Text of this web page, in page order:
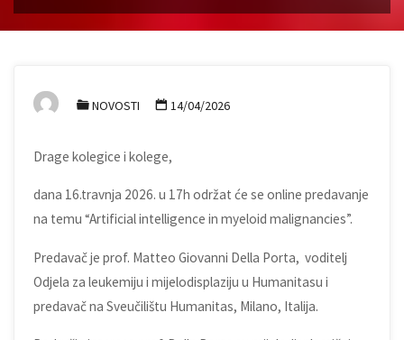
NOVOSTI 14/04/2026
Drage kolegice i kolege,
dana 16.travnja 2026. u 17h održat će se online predavanje
na temu “Artificial intelligence in myeloid malignancies”.
Predavač je prof. Matteo Giovanni Della Porta, voditelj
Odjela za leukemiju i mijelodisplaziju u Humanitasu i
predavač na Sveučilištu Humanitas, Milano, Italija.